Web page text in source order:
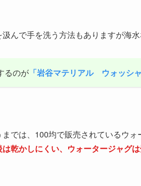
んで手を洗う方法もありますが海
るのが 「岩谷マテリアル ウォッシ
では、100均で販売されているウ
乾かしにくい、ウォータージャグ